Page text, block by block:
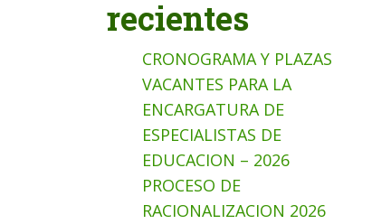
recientes
CRONOGRAMA Y PLAZAS
VACANTES PARA LA
ENCARGATURA DE
ESPECIALISTAS DE
EDUCACION – 2026
PROCESO DE
RACIONALIZACION 2026